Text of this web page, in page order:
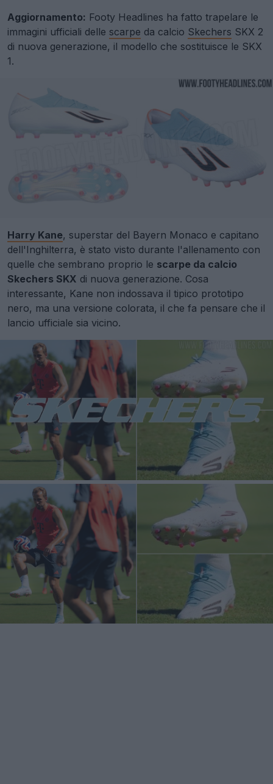
Aggiornamento: Footy Headlines ha fatto trapelare le
immagini ufficiali delle scarpe da calcio Skechers SKX 2
di nuova generazione, il modello che sostituisce le SKX
1.
Harry Kane, superstar del Bayern Monaco e capitano
dell'Inghilterra, è stato visto durante l'allenamento con
quelle che sembrano proprio le scarpe da calcio
Skechers SKX di nuova generazione. Cosa
interessante, Kane non indossava il tipico prototipo
nero, ma una versione colorata, il che fa pensare che il
lancio ufficiale sia vicino.